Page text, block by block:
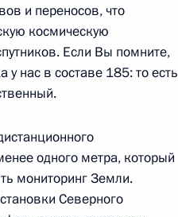
сфере
науки
и переносов, что
космическую
Если Вы помните,
нас в составе 185: то есть
одного метра, который
мониторинг Земли.
Северного